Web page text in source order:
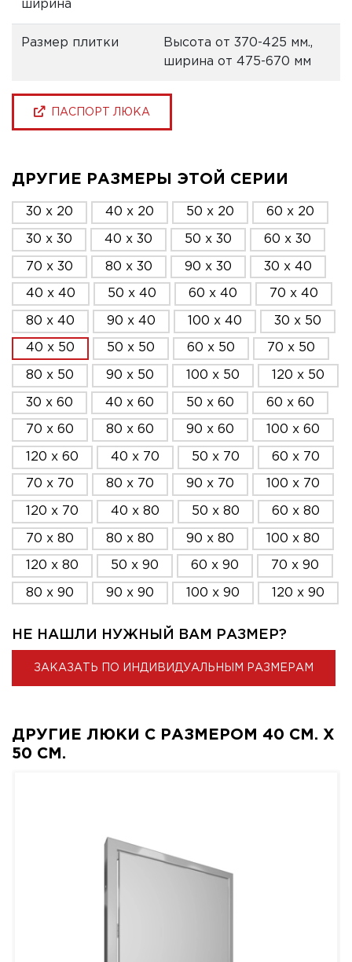
ширина
Размер плитки
Высота от 370-425 мм.,
ширина от 475-670 мм
ПАСПОРТ ЛЮКА
ДРУГИЕ РАЗМЕРЫ ЭТОЙ СЕРИИ
30 x 20 40 x 20 50 x 20 60 x 20
30 x 30 40 x 30 50 x 30 60 x 30
70 x 30 80 x 30 90 x 30 30 x 40
40 x 40 50 x 40 60 x 40 70 x 40
80 x 40 90 x 40 100 x 40 30 x 50
40 x 50 50 x 50 60 x 50 70 x 50
80 x 50 90 x 50 100 x 50 120 x 50
30 x 60 40 x 60 50 x 60 60 x 60
70 x 60 80 x 60 90 x 60 100 x 60
120 x 60 40 x 70 50 x 70 60 x 70
70 x 70 80 x 70 90 x 70 100 x 70
120 x 70 40 x 80 50 x 80 60 x 80
70 x 80 80 x 80 90 x 80 100 x 80
120 x 80 50 x 90 60 x 90 70 x 90
80 x 90 90 x 90 100 x 90 120 x 90
НЕ НАШЛИ НУЖНЫЙ ВАМ РАЗМЕР?
ЗАКАЗАТЬ ПО ИНДИВИДУАЛЬНЫМ РАЗМЕРАМ
ДРУГИЕ ЛЮКИ С РАЗМЕРОМ 40 СМ. X
50 СМ.